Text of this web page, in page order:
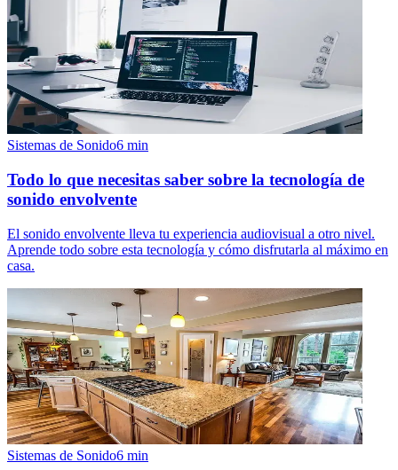
Sistemas de Sonido6 min
Todo lo que necesitas saber sobre la tecnología de
sonido envolvente
El sonido envolvente lleva tu experiencia audiovisual a otro nivel.
Aprende todo sobre esta tecnología y cómo disfrutarla al máximo en
casa.
Sistemas de Sonido6 min